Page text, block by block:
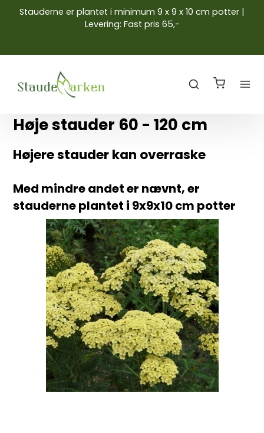
Stauderne er plantet i minimum 9 x 9 x 10 cm potter |
Levering: Fast pris 65,-
Høje stauder 60 - 120 cm
Højere stauder kan overraske
Med mindre andet er nævnt, er
stauderne plantet i 9x9x10 cm potter